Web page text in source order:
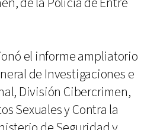
el informe ampliatorio
de Investigaciones e
División Cibercrimen,
Sexuales y Contra la